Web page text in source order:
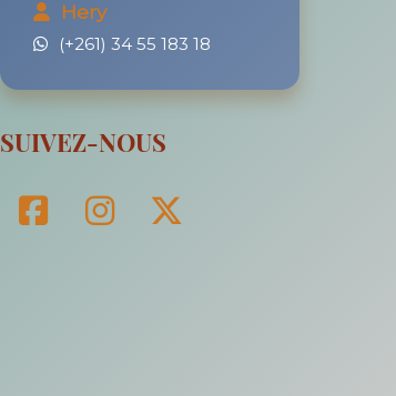
Hery
(+261) 34 55 183 18
SUIVEZ-NOUS